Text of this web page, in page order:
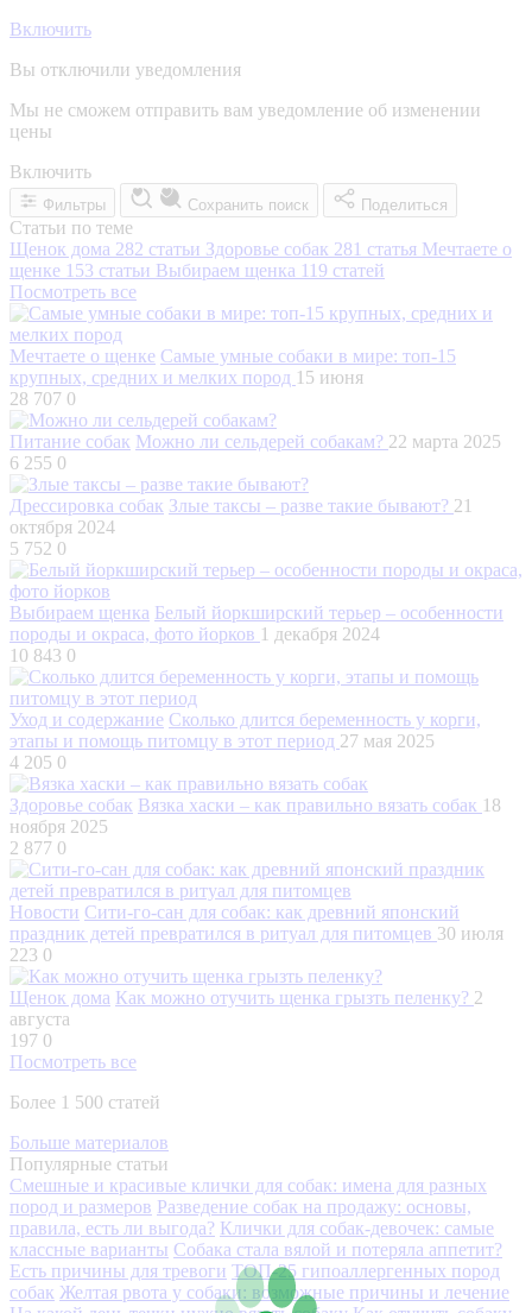
Включить
Вы отключили уведомления
Мы не сможем отправить вам уведомление об изменении
цены
Включить
Фильтры Сохранить поиск Поделиться
Статьи по теме
Щенок дома 282 статьи Здоровье собак 281 статья Мечтаете о
щенке 153 статьи Выбираем щенка 119 статей
Посмотреть все
Мечтаете о щенке Самые умные собаки в мире: топ-15
крупных, средних и мелких пород 15 июня
28 707 0
Питание собак Можно ли сельдерей собакам? 22 марта 2025
6 255 0
Дрессировка собак Злые таксы – разве такие бывают? 21
октября 2024
5 752 0
Выбираем щенка Белый йоркширский терьер – особенности
породы и окраса, фото йорков 1 декабря 2024
10 843 0
Уход и содержание Сколько длится беременность у корги,
этапы и помощь питомцу в этот период 27 мая 2025
4 205 0
Здоровье собак Вязка хаски – как правильно вязать собак 18
ноября 2025
2 877 0
Новости Сити-го-сан для собак: как древний японский
праздник детей превратился в ритуал для питомцев 30 июля
223 0
Щенок дома Как можно отучить щенка грызть пеленку? 2
августа
197 0
Посмотреть все
Более 1 500 статей
Больше материалов
Популярные статьи
Смешные и красивые клички для собак: имена для разных
пород и размеров Разведение собак на продажу: основы,
правила, есть ли выгода? Клички для собак-девочек: самые
классные варианты Собака стала вялой и потеряла аппетит?
Есть причины для тревоги ТОП-25 гипоаллергенных пород
собак Желтая рвота у собаки: возможные причины и лечение